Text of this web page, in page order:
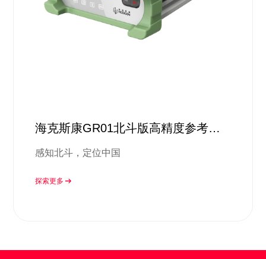
海克斯康GR01北斗版高精度参考站
感知北斗，定位中国
探索更多